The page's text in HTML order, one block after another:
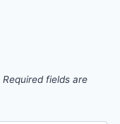
Required fields are